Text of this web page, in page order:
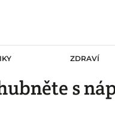
ZDRAVÍ
s